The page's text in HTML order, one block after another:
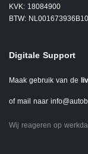
KVK: 18084900
BTW: NL001673936B10
Digitale Support
Maak gebruik van de
of mail naar
Wij reageren op